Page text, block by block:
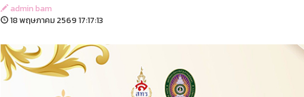
admin bam
18 พฤษภาคม 2569 17:17:13